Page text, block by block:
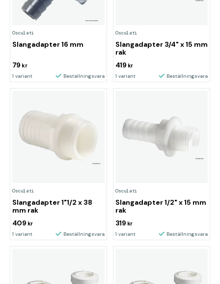
Osculati
Slangadapter 16 mm
79 kr
1 variant Beställningsvara
Osculati
Slangadapter 3/4" x 15 mm
rak
419 kr
1 variant Beställningsvara
Osculati
Slangadapter 1"1/2 x 38
mm rak
409 kr
1 variant Beställningsvara
Osculati
Slangadapter 1/2" x 15 mm
rak
319 kr
1 variant Beställningsvara